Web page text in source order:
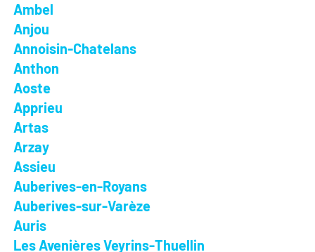
Ambel
Anjou
Annoisin-Chatelans
Anthon
Aoste
Apprieu
Artas
Arzay
Assieu
Auberives-en-Royans
Auberives-sur-Varèze
Auris
Les Avenières Veyrins-Thuellin